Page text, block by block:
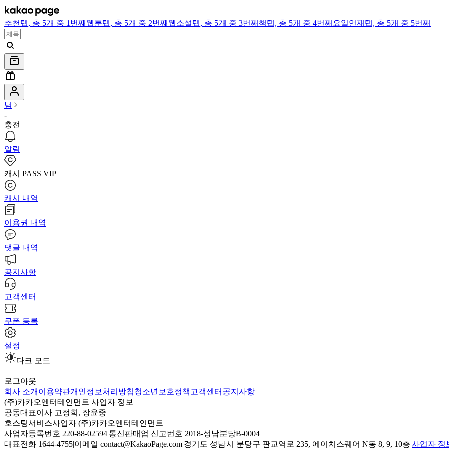
추천 탭, 총 5개 중 1번째 웹툰탭, 총 5개 중 2번째 웹소설탭, 총 5개 중 3번째 책탭, 총 5개 중 4번째 요일연재 탭, 총 5개 중 5번째
님
-
충전
알림
캐시 PASS VIP
캐시 내역
이용권 내역
댓글 내역
공지사항
고객센터
쿠폰 등록
설정
다크 모드
로그아웃
회사 소개 이용약관개인정보처리방침청소년보호정책 고객센터 공지사항
(주)카카오엔터테인먼트 사업자 정보
공동대표이사 고정희, 장윤중|
호스팅서비스사업자 (주)카카오엔터테인먼트
사업자등록번호 220-88-02594|통신판매업 신고번호 2018-성남분당B-0004
대표전화 1644-4755|이메일 contact@KakaoPage.com|경기도 성남시 분당구 판교역로 235, 에이치스퀘어 N동 8, 9, 10층|사업자 정